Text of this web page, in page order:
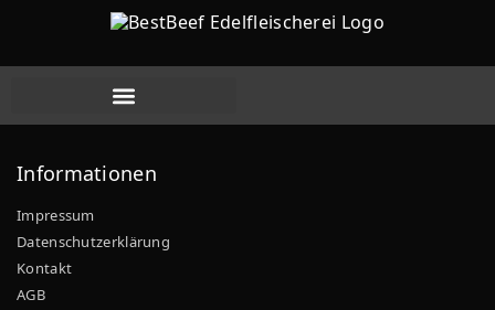
Informationen
Impressum
Datenschutzerklärung
Kontakt
AGB